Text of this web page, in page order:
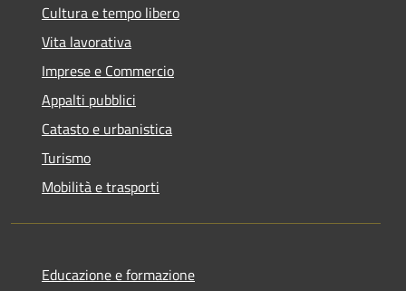
Cultura e tempo libero
Vita lavorativa
Imprese e Commercio
Appalti pubblici
Catasto e urbanistica
Turismo
Mobilità e trasporti
Educazione e formazione